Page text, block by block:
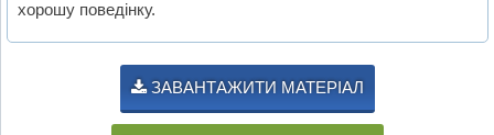
хорошу поведінку.
ЗАВАНТАЖИТИ МАТЕРІАЛ